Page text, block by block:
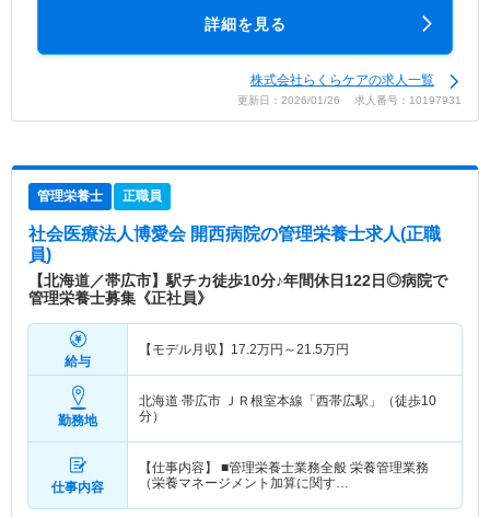
詳細を見る
株式会社らくらケアの求人一覧
更新日：2026/01/26 求人番号：10197931
管理栄養士 正職員
社会医療法人博愛会 開西病院の管理栄養士求人(正職
員)
【北海道／帯広市】駅チカ徒歩10分♪年間休日122日◎病院で
管理栄養士募集《正社員》
給与
【モデル月収】 17.2万円～21.5万円
勤務地
北海道 帯広市 ＪＲ根室本線「西帯広駅」（徒歩10
分）
仕事内容
【仕事内容】 ■管理栄養士業務全般 栄養管理業務
（栄養マネージメント加算に関す…